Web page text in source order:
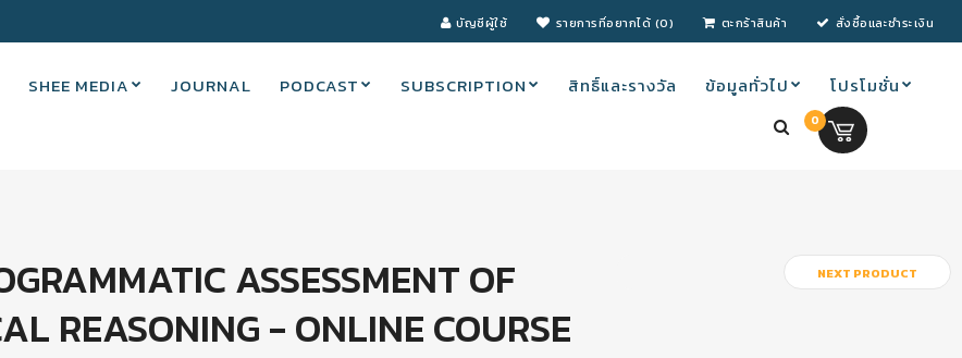
บัญชีผู้ใช้ รายการที่อยากได้ (0) ตะกร้าสินค้า สั่งซื้อและชำระเงิน
SHEE MEDIA JOURNAL PODCAST SUBSCRIPTION สิทธิ์และรางวัล ข้อมูลทั่วไป โปรโมชั่น
0
ASSESSMENT OF
REASONING - ONLINE COURSE
NEXT PRODUCT